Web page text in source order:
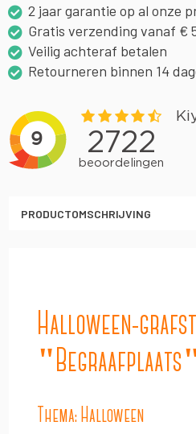
2 jaar garantie op al onze
Gratis verzending vanaf €
Veilig achteraf betalen
Retourneren binnen 14
PRODUCTOMSCHRIJVING
Halloween-
Thema: Halloween